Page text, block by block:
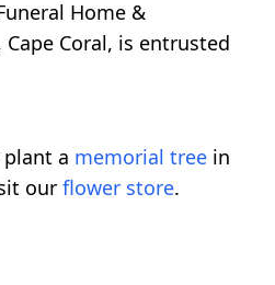
Home &
Coral, is entrusted
a memorial tree in
our flower store.